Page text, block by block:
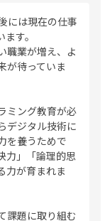
には現在の仕事
す。
職業が増え、よ
が待っていま
ミング教育が必
デジタル技術に
を養うためで
力」「論理的思
力が育まれま
課題に取り組む